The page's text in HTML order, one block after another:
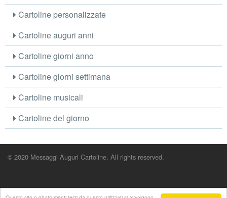
Cartoline personalizzate
Cartoline auguri anni
Cartoline giorni anno
Cartoline giorni settimana
Cartoline musicali
Cartoline del giorno
© 2020 Messaggi Auguri Cartoline. All rights reserved.